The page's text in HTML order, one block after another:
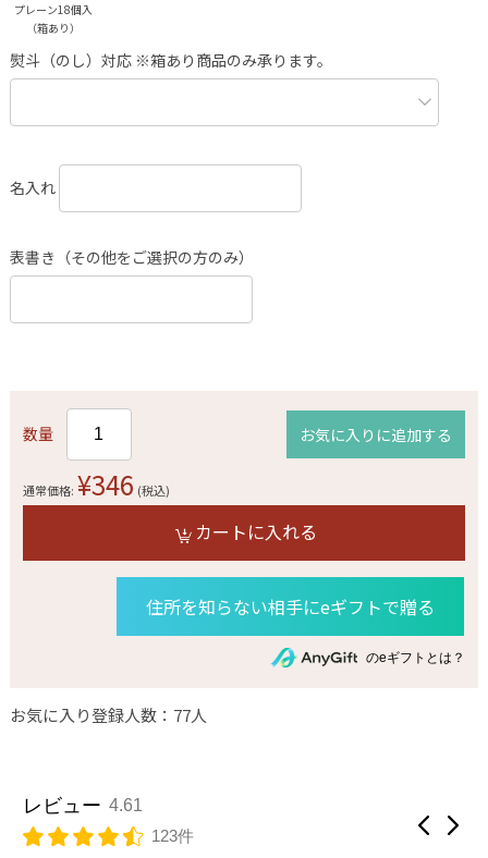
プレーン18個入
（箱あり）
熨斗（のし）対応 ※箱あり商品のみ承ります。
名入れ
表書き（その他をご選択の方のみ）
数量 お気に入りに追加する
通常価格: ¥346 (税込)
カートに入れる
住所を知らない相手にeギフトで贈る
のeギフトとは？
お気に入り登録人数：77人
レビュー 4.61
123件